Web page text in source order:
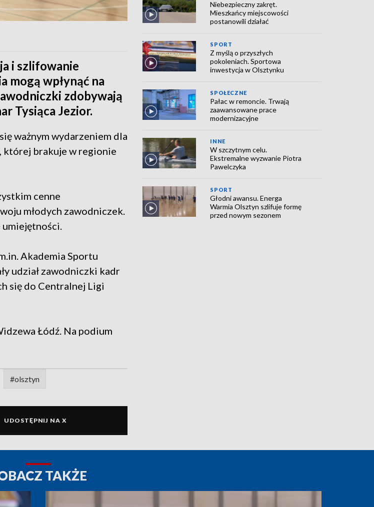
i szlifowanie
mogą wpłynąć na
zdobywają
Tysiąca Jezior.
ważnym wydarzeniem dla
której brakuje w regionie
cenne
młodych zawodniczek.
Akademia Sportu
udział zawodniczki kadr
się do Centralnej Ligi
Łódź. Na podium
#olsztyn
UDOSTĘPNIJ NA X
Niebezpieczny zakręt.
Mieszkańcy miejscowości
postanowili działać
SPORT
Z myślą o przyszłych
pokoleniach. Sportowa
inwestycja w Olsztynku
SPOŁECZNE
Pałac w remoncie. Trwają
zaawansowane prace
modernizacyjne
INNE
W szczytnym celu.
Ekstremalne wyzwanie Piotra
Pawelczyka
SPORT
Głodni awansu. Energa
Warmia Olsztyn szlifuje formę
przed nowym sezonem
TAKŻE